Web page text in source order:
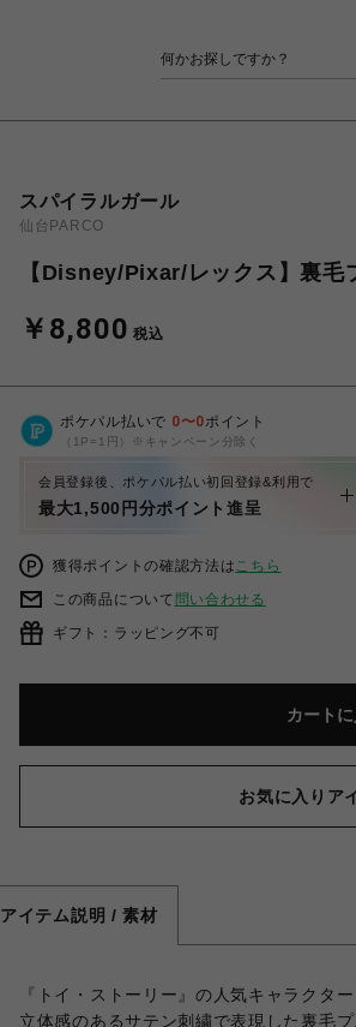
スパイラルガール
仙台PARCO
【Disney/Pixar/レックス】裏毛
￥8,800 税込
ポケパル払いで 0〜0ポイント
（1P=1円）※キャンペーン分除く
会員登録後、ポケパル払い初回登録&利用で
最大1,500円分ポイント進呈
獲得ポイントの確認方法はこちら
この商品について 問い合わせる
ギフト：ラッピング不可
カート
お気に入りア
アイテム説明 / 素材
『トイ・ストーリー』の人気キャラクタ
立体感のあるサテン刺繍で表現した裏毛プ